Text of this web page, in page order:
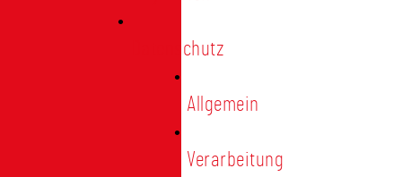
Datenschutz
Allgemein
Verarbeitung